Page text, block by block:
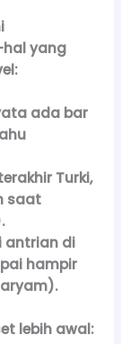
hal yang
ada bar
Turki,
saat
antrian di
hampir
lebih awal: